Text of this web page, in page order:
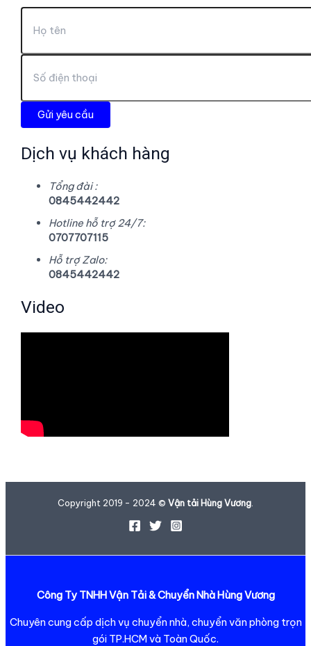
Dịch vụ khách hàng
Tổng đài :
0845442442
Hotline hỗ trợ 24/7:
0707707115
Hỗ trợ Zalo:
0845442442
Video
Copyright 2019 - 2024 © Vận tải Hùng Vương.
Công Ty TNHH Vận Tải & Chuyển Nhà Hùng Vương
Chuyên cung cấp dịch vụ chuyển nhà, chuyển văn phòng trọn
gói TP.HCM và Toàn Quốc.